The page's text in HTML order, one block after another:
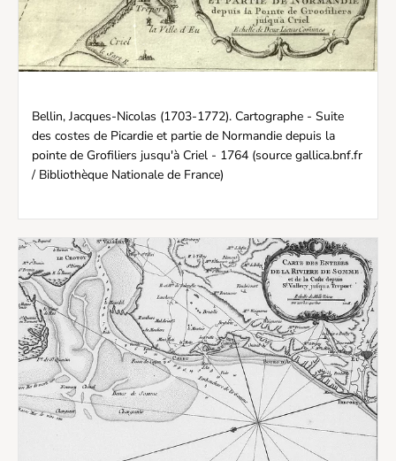
Bellin, Jacques-Nicolas (1703-1772). Cartographe - Suite
des costes de Picardie et partie de Normandie depuis la
pointe de Grofiliers jusqu'à Criel - 1764 (source gallica.bnf.fr
/ Bibliothèque Nationale de France)